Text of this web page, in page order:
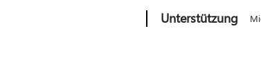
Unterstützung